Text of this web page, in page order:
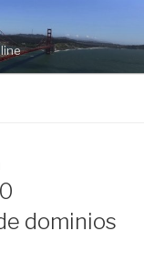
dominios